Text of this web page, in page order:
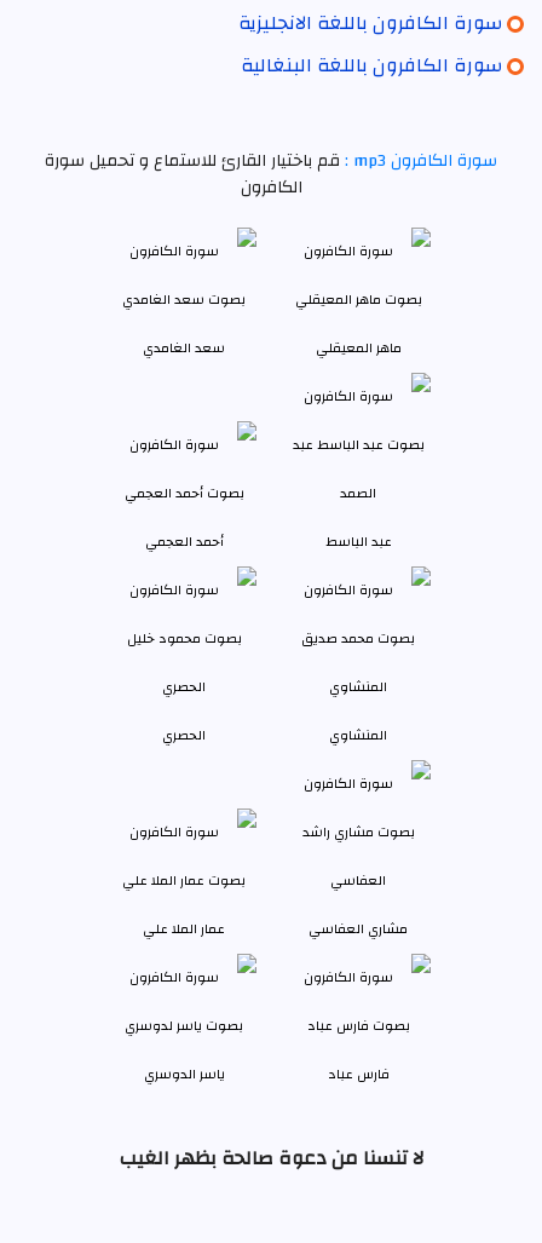
سورة الكافرون باللغة الانجليزية
سورة الكافرون باللغة البنغالية
سورة الكافرون mp3 :
قم باختيار القارئ للاستماع و تحميل سورة
الكافرون
ماهر المعيقلي سعد الغامدي
عبد الباسط أحمد العجمي
المنشاوي الحصري
مشاري العفاسي عمار الملا علي
فارس عباد ياسر الدوسري
لا تنسنا من دعوة صالحة بظهر الغيب